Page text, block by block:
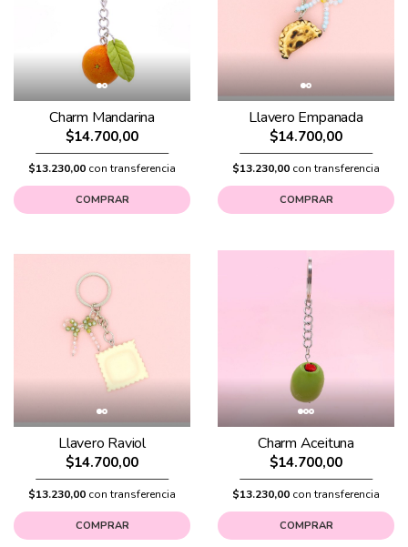
Charm Mandarina
$14.700,00
$13.230,00 con transferencia
COMPRAR
Llavero Empanada
$14.700,00
$13.230,00 con transferencia
COMPRAR
Llavero Raviol
$14.700,00
$13.230,00 con transferencia
COMPRAR
Charm Aceituna
$14.700,00
$13.230,00 con transferencia
COMPRAR